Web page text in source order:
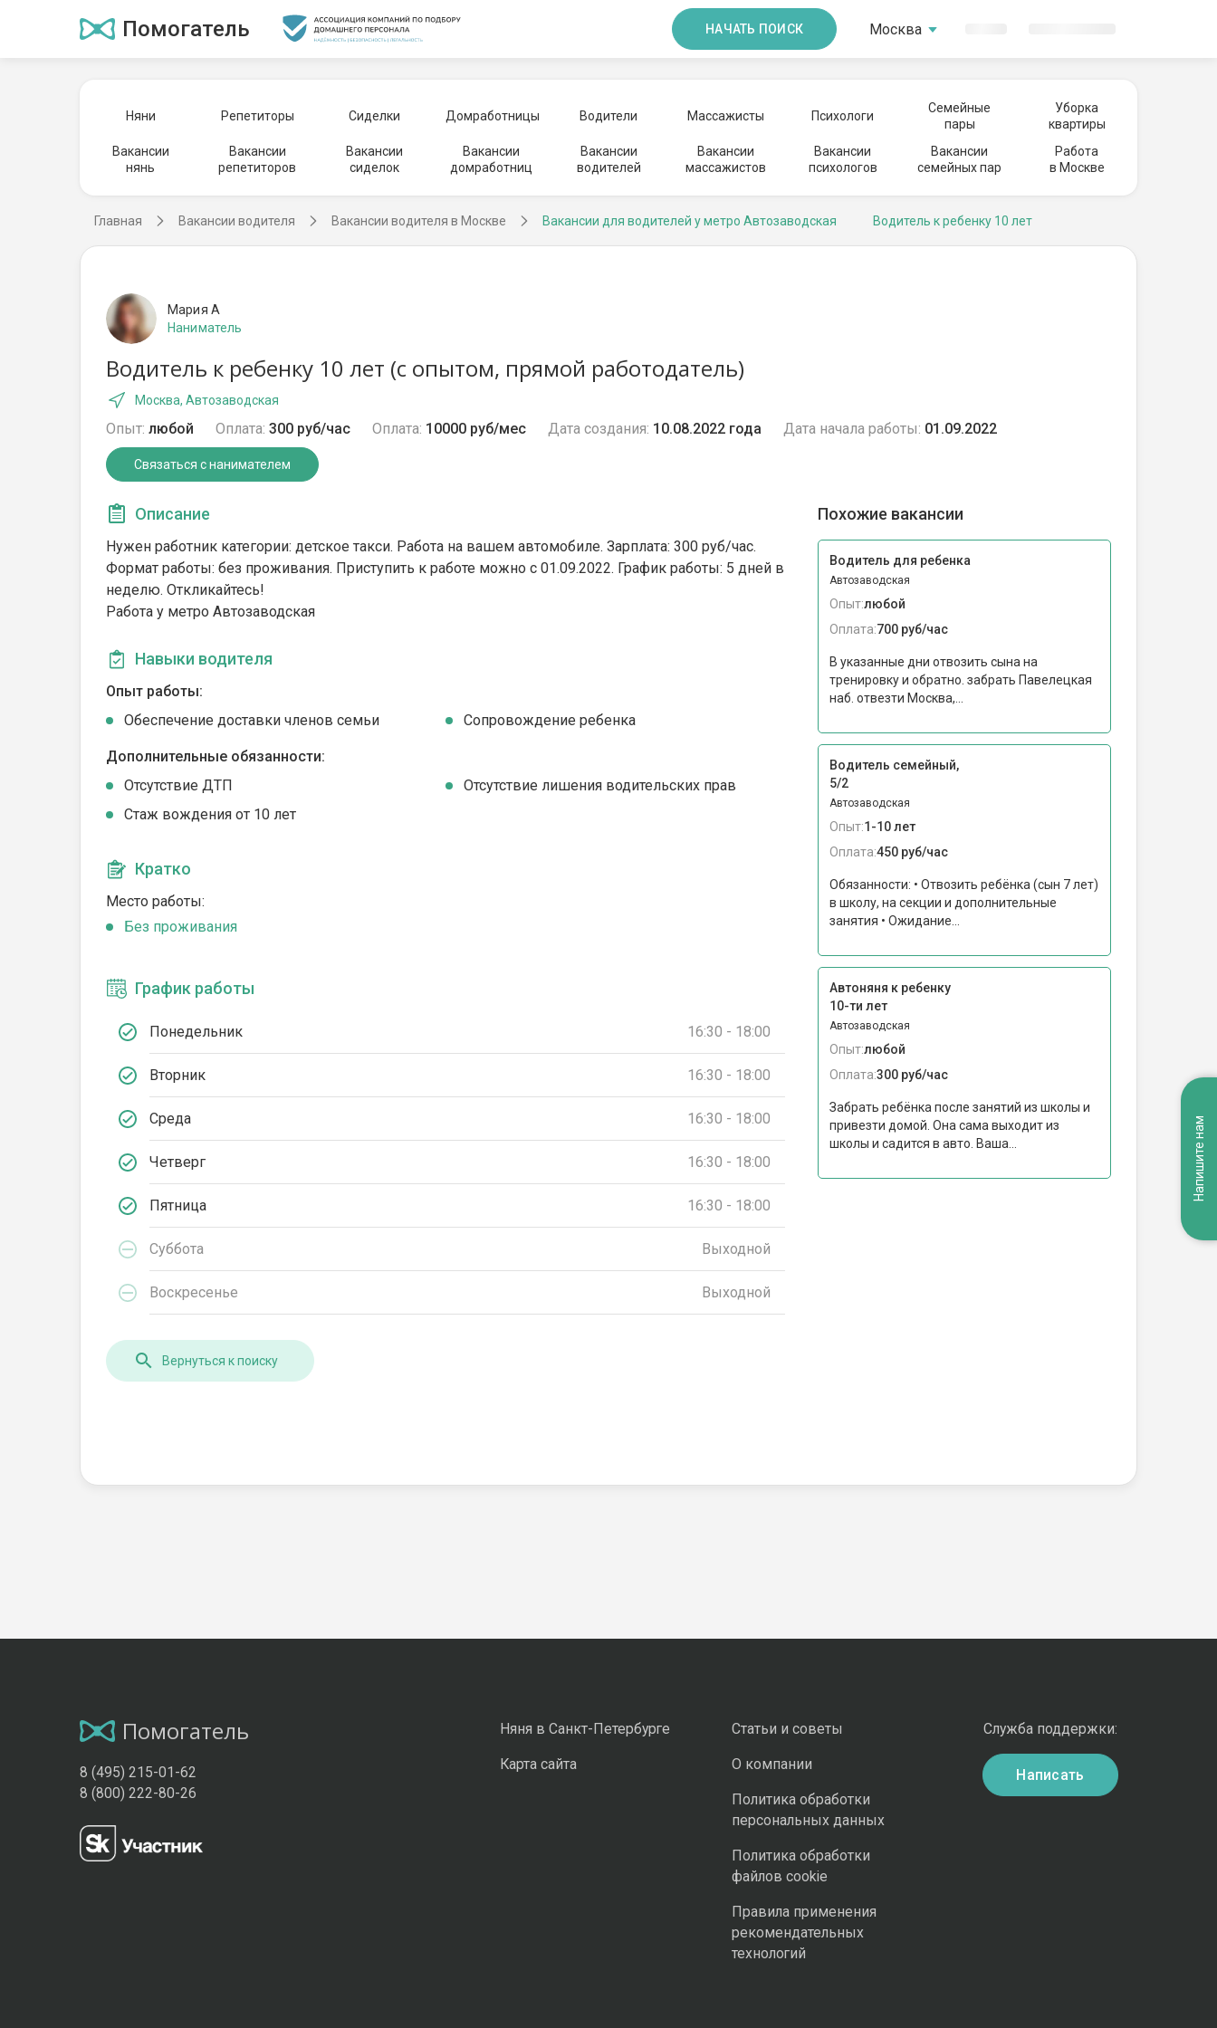
Помогатель НАЧАТЬ ПОИСК Москва
Няни Репетиторы Сиделки Домработницы Водители Массажисты Психологи
Семейные
пары
Уборка
квартиры
Вакансии
нянь
Вакансии
репетиторов
Вакансии
сиделок
Вакансии
домработниц
Вакансии
водителей
Вакансии
массажистов
Вакансии
психологов
Вакансии
семейных пар
Работа
в Москве
Главная Вакансии водителя Вакансии водителя в Москве Вакансии для водителей у метро Автозаводская Водитель к ребенку 10 лет
Мария А
Наниматель
Водитель к ребенку 10 лет (с опытом, прямой работодатель)
Москва, Автозаводская
Опыт: любой Оплата: 300 руб/час Оплата: 10000 руб/мес Дата создания: 10.08.2022 года Дата начала работы: 01.09.2022
Связаться с нанимателем
Описание
Нужен работник категории: детское такси. Работа на вашем автомобиле. Зарплата: 300 руб/час.
Формат работы: без проживания. Приступить к работе можно c 01.09.2022. График работы: 5 дней в
неделю. Откликайтесь!
Работа у метро Автозаводская
Навыки водителя
Опыт работы:
Обеспечение доставки членов семьи
Сопровождение ребенка
Дополнительные обязанности:
Отсутствие ДТП
Отсутствие лишения водительских прав
Стаж вождения от 10 лет
Кратко
Место работы:
Без проживания
График работы
Понедельник 16:30 - 18:00
Вторник 16:30 - 18:00
Среда 16:30 - 18:00
Четверг 16:30 - 18:00
Пятница 16:30 - 18:00
Суббота Выходной
Воскресенье Выходной
Похожие вакансии
Водитель для ребенка
Автозаводская
Опыт:любой
Оплата:700 руб/час
В указанные дни отвозить сына на
тренировку и обратно. забрать Павелецкая
наб. отвезти Москва,...
Водитель семейный,
5/2
Автозаводская
Опыт:1-10 лет
Оплата:450 руб/час
Обязанности: • Отвозить ребёнка (сын 7 лет)
в школу, на секции и дополнительные
занятия • Ожидание...
Автоняня к ребенку
10-ти лет
Автозаводская
Опыт:любой
Оплата:300 руб/час
Забрать ребёнка после занятий из школы и
привезти домой. Она сама выходит из
школы и садится в авто. Ваша...
Вернуться к поиску
Помогатель
8 (495) 215-01-62
8 (800) 222-80-26
Няня в Санкт-Петербурге
Карта сайта
Статьи и советы
О компании
Политика обработки
персональных данных
Политика обработки
файлов cookie
Правила применения
рекомендательных
технологий
Служба поддержки:
Написать
Напишите нам